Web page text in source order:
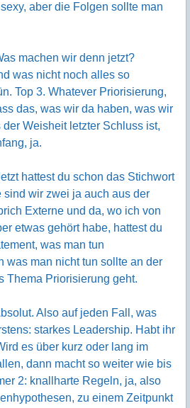
aber die Folgen sollte man
machen wir denn jetzt?
was nicht noch alles so
Top 3. Whatever Priorisierung,
das, was wir da haben, was wir
Weisheit letzter Schluss ist,
ja.
hattest du schon das Stichwort
sind wir zwei ja auch aus der
Externe und da, wo ich von
etwas gehört habe, hattest du
was man tun
was man nicht tun sollte an der
Thema Priorisierung geht.
Also auf jeden Fall, was
starkes Leadership. Habt ihr
es über kurz oder lang im
dann macht so weiter wie bis
2: knallharte Regeln, ja, also
zu einem Zeitpunkt